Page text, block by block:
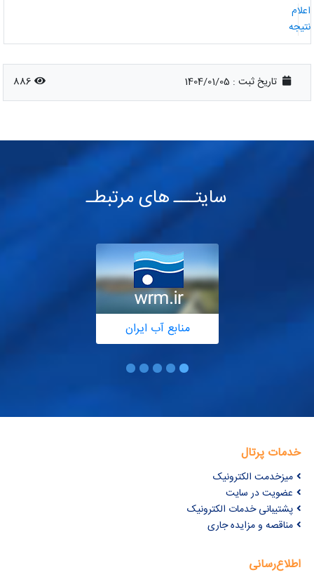
تاریخ ثبت : 1404/01/05
886
سایتـــ های مرتبطـ
منابع آب ایران
خدمات پرتال
میزخدمت الکترونیک
عضویت در سایت
پشتیبانی خدمات الکترونیک
مناقصه و مزایده جاری
اطلاع‌رسانی